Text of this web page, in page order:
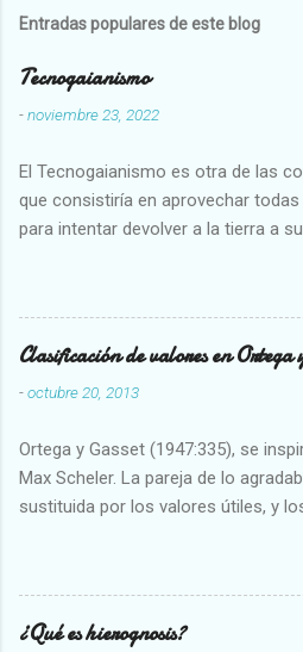
Entradas populares de este blog
Tecnogaianismo
-noviembre 23, 2022
El Tecnogaianismo es otra de las
que consistiría en aprovechar
para intentar devolver a la tierra a
Clasificación de valores en Ortega
-octubre 20, 2013
Ortega y Gasset (1947:335), se
Max Scheler. La pareja de lo
sustituida por los valores útiles, y
Abundante-Escaso,etc 2 VITALES
Vulgar Enérgico-Inerte Fuerte-
Intelectuales Conocimiento-Error
¿Qué es hierognosis?